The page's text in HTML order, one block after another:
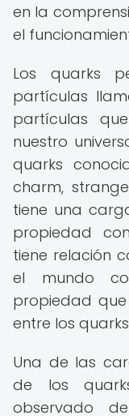
en la
el
Los quarks
partículas
partículas
nuestro
quarks
charm,
tiene una
propiedad
tiene relación
el mundo
propiedad
entre los
Una de las
de los
observado